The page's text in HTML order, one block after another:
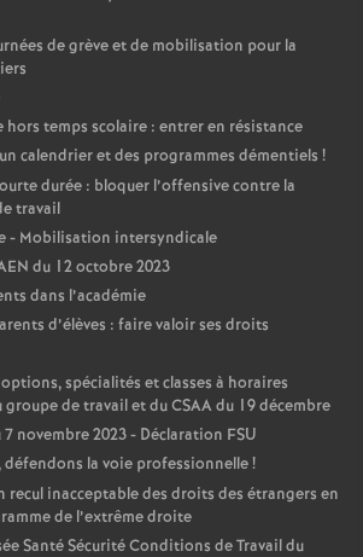
de grève et de mobilisation pour la
temps scolaire : entrer en résistance
calendrier et des programmes démentiels !
durée : bloquer l’offensive contre la
travail
- Mobilisation intersyndicale
du 12 octobre 2023
dans l’académie
d’élèves : faire valoir ses droits
spécialités et classes à horaires
de travail et du CSAA du 19 décembre
novembre 2023 - Déclaration FSU
défendons la voie professionnelle!
inacceptable des droits des étrangers en
de l’extrême droite
Santé Sécurité Conditions de Travail du